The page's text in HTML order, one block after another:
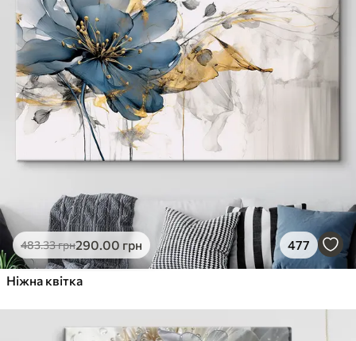
483.33грн290.00 грн 477
Ніжна квітка